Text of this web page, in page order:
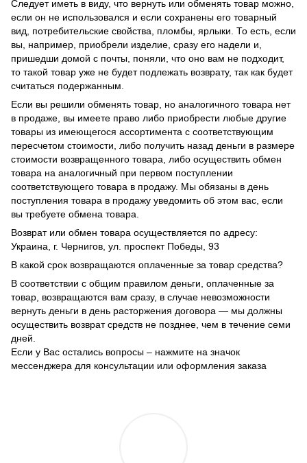
Следует иметь в виду, что вернуть или обменять товар можно,
если он не использовался и если сохранены его товарный
вид, потребительские свойства, пломбы, ярлыки. То есть, если
вы, например, приобрели изделие, сразу его надели и,
пришедши домой с почты, поняли, что оно вам не подходит,
то такой товар уже не будет подлежать возврату, так как будет
считаться подержанным.
Если вы решили обменять товар, но аналогичного товара нет
в продаже, вы имеете право либо приобрести любые другие
товары из имеющегося ассортимента с соответствующим
пересчетом стоимости, либо получить назад деньги в размере
стоимости возвращенного товара, либо осуществить обмен
товара на аналогичный при первом поступлении
соответствующего товара в продажу. Мы обязаны в день
поступления товара в продажу уведомить об этом вас, если
вы требуете обмена товара.
Возврат или обмен товара осуществляется по адресу:
Украина, г. Чернигов, ул. проспект Победы, 93
В какой срок возвращаются оплаченные за товар средства?
В соответствии с общим правилом деньги, оплаченные за
товар, возвращаются вам сразу, в случае невозможности
вернуть деньги в день расторжения договора — мы должны
осуществить возврат средств не позднее, чем в течение семи
дней.
Если у Вас остались вопросы – нажмите на значок
мессенджера для консультации или оформления заказа